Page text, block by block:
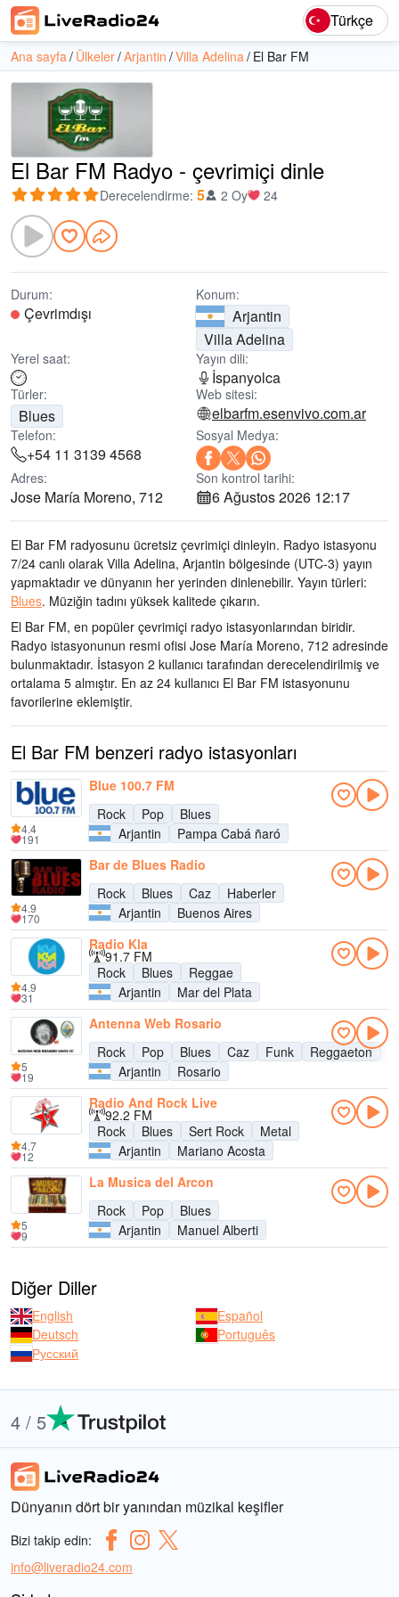
Türkçe
Ana sayfa Ülkeler Arjantin Villa Adelina El Bar FM
El Bar FM Radyo - çevrimiçi dinle
Derecelendirme: 5 2 Oy 24
Durum:
Çevrimdışı
Konum:
Arjantin
Villa Adelina
Yerel saat: Yayın dili:
İspanyolca
Türler:
Blues
Web sitesi:
elbarfm.esenvivo.com.ar
Telefon:
+54 11 3139 4568
Sosyal Medya:
Adres:
Jose María Moreno, 712
Son kontrol tarihi:
6 Ağustos 2026 12:17
El Bar FM radyosunu ücretsiz çevrimiçi dinleyin. Radyo istasyonu
7/24 canlı olarak Villa Adelina, Arjantin bölgesinde (UTC-3) yayın
yapmaktadır ve dünyanın her yerinden dinlenebilir. Yayın türleri:
Blues. Müziğin tadını yüksek kalitede çıkarın.
El Bar FM, en popüler çevrimiçi radyo istasyonlarından biridir.
Radyo istasyonunun resmi ofisi Jose María Moreno, 712 adresinde
bulunmaktadır. İstasyon 2 kullanıcı tarafından derecelendirilmiş ve
ortalama 5 almıştır. En az 24 kullanıcı El Bar FM istasyonunu
favorilerine eklemiştir.
El Bar FM benzeri radyo istasyonları
Blue 100.7 FM
Rock
Pop
Blues
Arjantin
Pampa Cabá ñaró
4.4
191
Bar de Blues Radio
Rock
Blues Caz
Haberler
Arjantin
Buenos Aires
4.9
170
Radio Kla
91.7 FM
Rock
Blues
Reggae
Arjantin
Mar del Plata
4.9
31
Antenna Web Rosario
Rock
Pop Blues Caz Funk Reggaeton
Arjantin
Rosario
5
19
Radio And Rock Live
92.2 FM
Rock
Blues Sert Rock
Metal
Arjantin
Mariano Acosta
4.7
12
La Musica del Arcon
Rock
Pop
Blues
Arjantin
Manuel Alberti
5
9
Diğer Diller
English
Español
Deutsch
Português
Русский
4 / 5
Dünyanın dört bir yanından müzikal keşifler
Bizi takip edin:
info@liveradio24.com